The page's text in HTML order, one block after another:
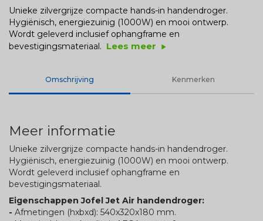
Unieke zilvergrijze compacte hands-in handendroger.
Hygiënisch, energiezuinig (1000W) en mooi ontwerp.
Wordt geleverd inclusief ophangframe en
bevestigingsmateriaal. Lees meer play_arrow
Omschrijving Kenmerken
Meer informatie
Unieke zilvergrijze compacte hands-in handendroger.
Hygiënisch, energiezuinig (1000W) en mooi ontwerp.
Wordt geleverd inclusief ophangframe en
bevestigingsmateriaal.
Eigenschappen Jofel Jet Air handendroger:
- Afmetingen (hxbxd): 540x320x180 mm.